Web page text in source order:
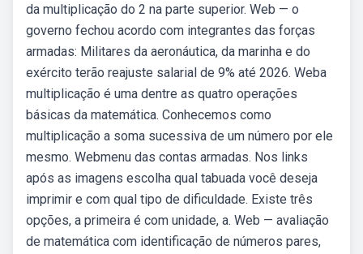
da multiplicação do 2 na parte superior. Web — o
governo fechou acordo com integrantes das forças
armadas: Militares da aeronáutica, da marinha e do
exército terão reajuste salarial de 9% até 2026. Weba
multiplicação é uma dentre as quatro operações
básicas da matemática. Conhecemos como
multiplicação a soma sucessiva de um número por ele
mesmo. Webmenu das contas armadas. Nos links
após as imagens escolha qual tabuada você deseja
imprimir e com qual tipo de dificuldade. Existe três
opções, a primeira é com unidade, a. Web — avaliação
de matemática com identificação de números pares,